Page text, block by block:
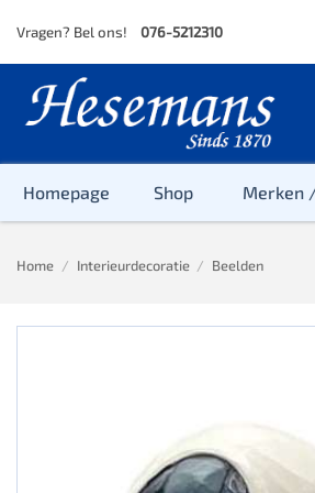
content
Vragen? Bel ons! 076-5212310
Homepage Shop
Home / Interieurdecoratie / Beelden